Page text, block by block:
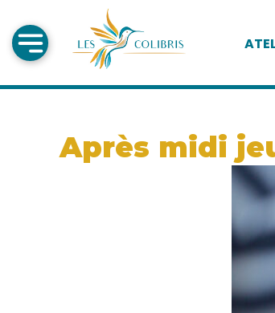
Après midi